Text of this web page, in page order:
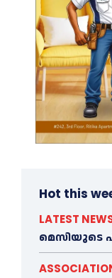
Hot this
LATEST
മെ​സിയുടെ